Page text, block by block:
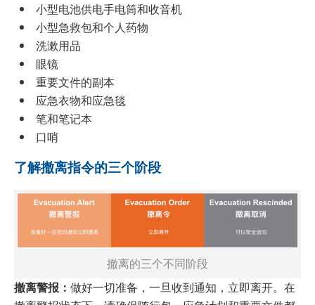
小型电池供电手电筒和收音机
小型急救包和个人药物
洗漱用品
眼镜
重要文件的副本
应急衣物和应急毯
笔和笔记本
口哨
了解撤离指令的三个阶段
撤离的三个不同阶段
撤离警报： 做好一切准备，一旦收到通知，立即离开。在